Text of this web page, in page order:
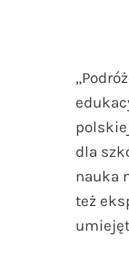
dla
nauka
też